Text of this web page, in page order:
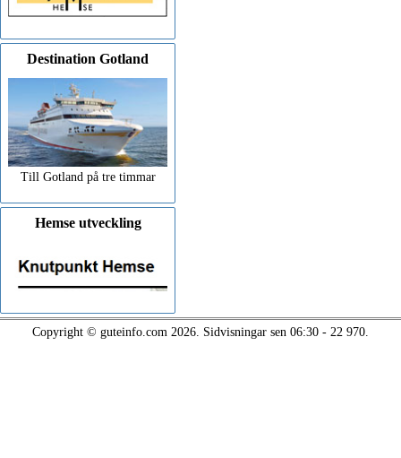
Destination Gotland
Till Gotland på tre timmar
Hemse utveckling
Copyright © guteinfo.com 2026. Sidvisningar sen 06:30 - 22 970.